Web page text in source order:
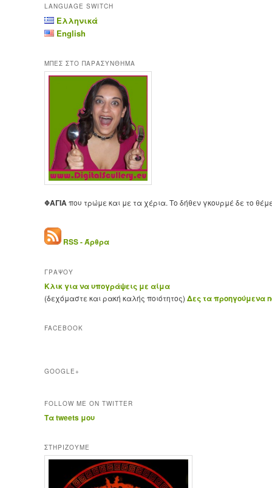
LANGUAGE SWITCH
Ελληνικά
English
ΜΠΕΣ ΣΤΟ ΠΑΡΑΣΥΝΘΗΜΑ
ΦΑΓΙΑπου τρώμε και με τα χέρια. Το δήθεν γκουρμέ δε το
RSS - Άρθρα
ΓΡΑΨΟΥ
Κλικ για να υπογράψεις με αίμα
(δεχόμαστε και ρακή καλής ποιότητος) Δες τα προηγούμενα
FACEBOOK
GOOGLE+
FOLLOW ME ON TWITTER
Τα tweets μου
ΣΤΗΡΊΖΟΥΜΕ